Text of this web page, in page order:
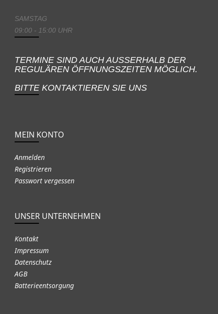
SAMSTAG
09:00 - 15:00 UHR
TERMINE SIND AUCH AUSSERHALB DER
REGULÄREN ÖFFNUNGSZEITEN MÖGLICH.
BITTE KONTAKTIEREN SIE UNS
MEIN KONTO
Anmelden
Registrieren
Passwort vergessen
UNSER UNTERNEHMEN
Kontakt
Impressum
Datenschutz
AGB
Batterieentsorgung